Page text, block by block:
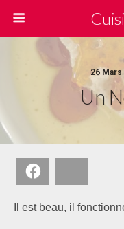
26
Un
Il est beau, il